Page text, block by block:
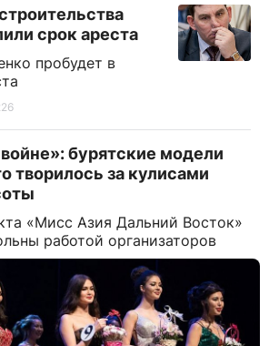
срок ареста
пробудет в
бурятские модели
творилось за кулисами
«Мисс Азия Дальний Восток»
работой организаторов